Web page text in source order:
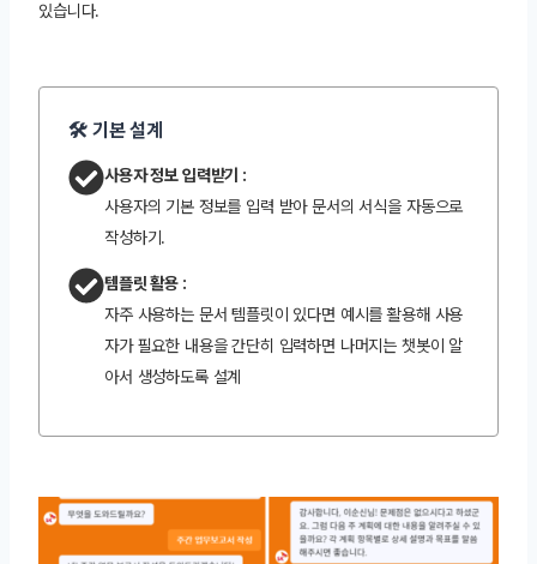
있습니다.
🛠️ 기본 설계
사용자 정보 입력받기 :
사용자의 기본 정보를 입력 받아 문서의 서식을 자동으로
작성하기.
템플릿 활용 :
자주 사용하는 문서 템플릿이 있다면 예시를 활용해 사용
자가 필요한 내용을 간단히 입력하면 나머지는 챗봇이 알
아서 생성하도록 설계